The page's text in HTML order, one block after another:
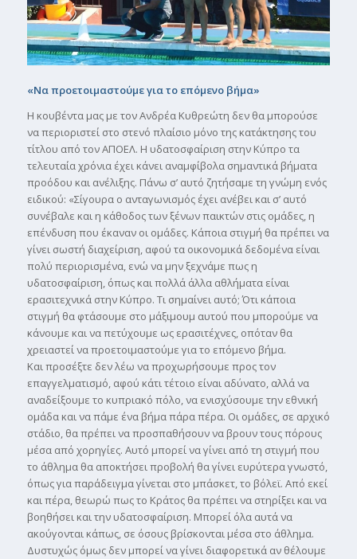
«Να προετοιµαστούµε για το επόµενο βήµα»
Η κουβέντα µας µε τον Ανδρέα Κυθρεώτη δεν θα µπορούσε
να περιοριστεί στο στενό πλαίσιο µόνο της κατάκτησης του
τίτλου από τον ΑΠΟΕΛ. Η υδατοσφαίριση στην Κύπρο τα
τελευταία χρόνια έχει κάνει αναµφίβολα σηµαντικά βήµατα
προόδου και ανέλιξης. Πάνω σ’ αυτό ζητήσαµε τη γνώµη ενός
ειδικού: «Σίγουρα ο ανταγωνισµός έχει ανέβει και σ’ αυτό
συνέβαλε και η κάθοδος των ξένων παικτών στις οµάδες, η
επένδυση που έκαναν οι οµάδες. Κάποια στιγµή θα πρέπει να
γίνει σωστή διαχείριση, αφού τα οικονοµικά δεδοµένα είναι
πολύ περιορισµένα, ενώ να µην ξεχνάµε πως η
υδατοσφαίριση, όπως και πολλά άλλα αθλήµατα είναι
ερασιτεχνικά στην Κύπρο. Τι σηµαίνει αυτό; Ότι κάποια
στιγµή θα φτάσουµε στο µάξιµουµ αυτού που µπορούµε να
κάνουµε και να πετύχουµε ως ερασιτέχνες, οπόταν θα
χρειαστεί να προετοιµαστούµε για το επόµενο βήµα.
Και προσέξτε δεν λέω να προχωρήσουµε προς τον
επαγγελµατισµό, αφού κάτι τέτοιο είναι αδύνατο, αλλά να
αναδείξουµε το κυπριακό πόλο, να ενισχύσουµε την εθνική
οµάδα και να πάµε ένα βήµα πάρα πέρα. Οι οµάδες, σε αρχικό
στάδιο, θα πρέπει να προσπαθήσουν να βρουν τους πόρους
µέσα από χορηγίες. Αυτό µπορεί να γίνει από τη στιγµή που
το άθληµα θα αποκτήσει προβολή θα γίνει ευρύτερα γνωστό,
όπως για παράδειγµα γίνεται στο µπάσκετ, το βόλεϊ. Από εκεί
και πέρα, θεωρώ πως το Κράτος θα πρέπει να στηρίξει και να
βοηθήσει και την υδατοσφαίριση. Μπορεί όλα αυτά να
ακούγονται κάπως, σε όσους βρίσκονται µέσα στο άθληµα.
Δυστυχώς όµως δεν µπορεί να γίνει διαφορετικά αν θέλουµε